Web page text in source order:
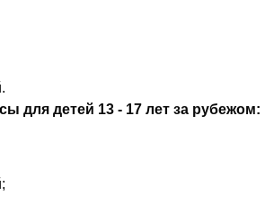
для детей 13 - 17 лет за рубежом: